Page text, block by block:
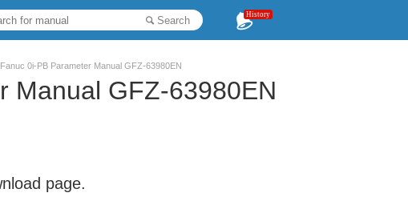
Search History
Fanuc 0i-PB Parameter Manual GFZ-63980EN
Manual GFZ-63980EN
page.